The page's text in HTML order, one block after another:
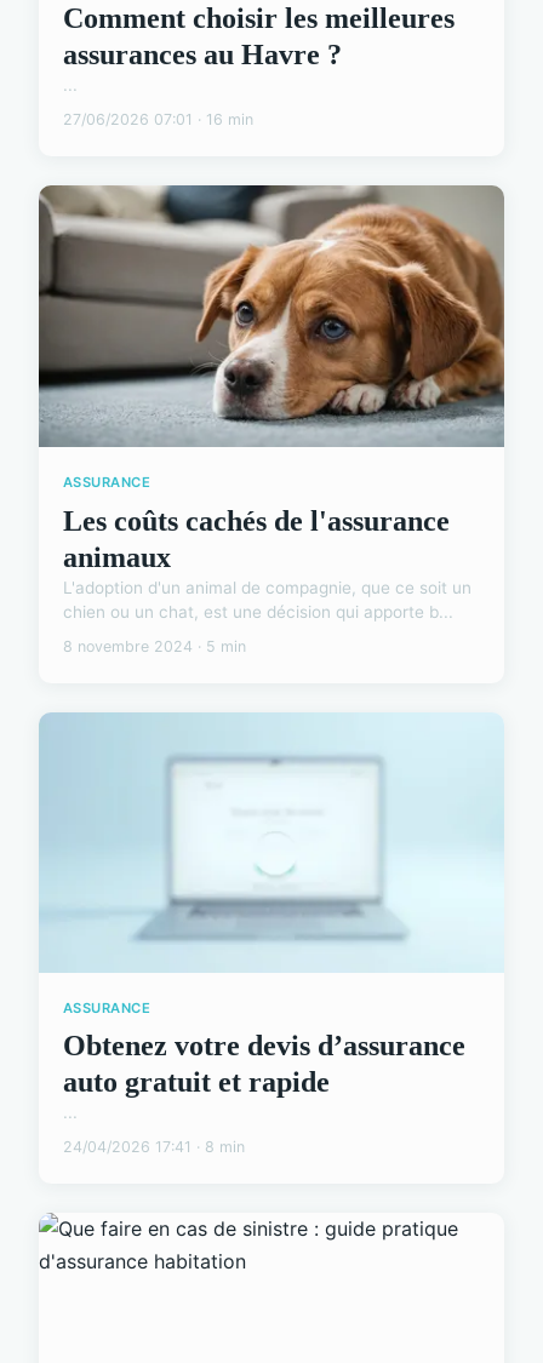
Comment choisir les meilleures
assurances au Havre ?
...
27/06/2026 07:01 · 16 min
ASSURANCE
Les coûts cachés de l'assurance
animaux
L'adoption d'un animal de compagnie, que ce soit un
chien ou un chat, est une décision qui apporte b...
8 novembre 2024 · 5 min
ASSURANCE
Obtenez votre devis d’assurance
auto gratuit et rapide
...
24/04/2026 17:41 · 8 min